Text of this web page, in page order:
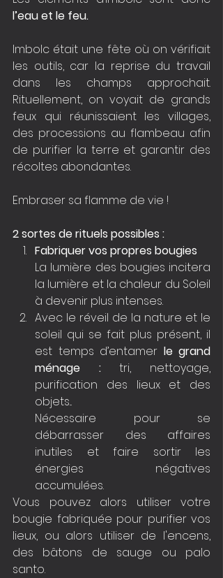
l’eau et le feu.
Imbolc était une fête où on vérifiait
les outils, car la reprise du travail
dans les champs approchait.
Rituellement, on voyait de grands
feux qui réunissaient les villages,
des processions au flambeau afin
de purifier la terre et garantir des
récoltes abondantes.
Embraser sa flamme de vie !
2 sortes de rituels possibles :
Fabriquer vos propres bougies
La lumière des bougies incitera
la lumière et la chaleur du Soleil
à devenir plus intenses.
Avec le réveil de la nature et le
soleil qui se fait plus présent, il
est temps d’entamer le grand
ménage : tri, nettoyage,
purification des lieux et des
objets...
Nécessaire pour se
débarrasser des affaires
inutiles et faire sortir les
énergies négatives
accumulées.
Vous pouvez alors utiliser votre
bougie fabriquée pour purifier vos
lieux, ou alors utiliser de l'encens,
des bâtons de sauge ou palo
santo.